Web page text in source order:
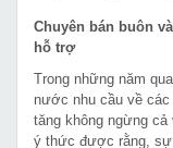
Chuyên bán buôn
hỗ trợ
Trong những năm
nước nhu cầu về
tăng không ngừng
ý thức được rằng, sự